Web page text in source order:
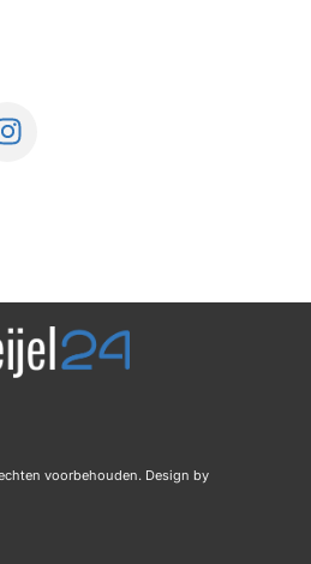
voorbehouden. Design by